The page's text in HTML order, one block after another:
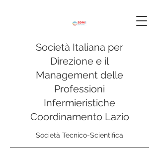
Società Italiana per
Direzione e il
Management delle
Professioni
Infermieristiche
Coordinamento Lazio
Società Tecnico-Scientifica